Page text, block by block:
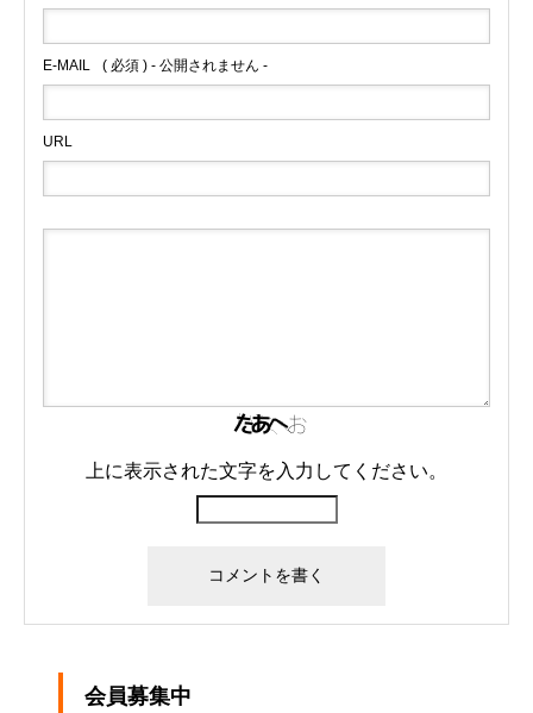
E-MAIL ( 必須 ) - 公開されません -
URL
上に表示された文字を入力してください。
会員募集中